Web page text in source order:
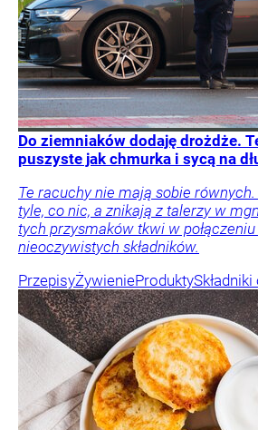
Do ziemniaków dodaję drożdże.
puszyste jak chmurka i sycą na
Te racuchy nie mają sobie
tyle, co nic, a znikają z talerzy w
tych przysmaków tkwi w
nieoczywistych składników.
PrzepisyŻywienieProdukty